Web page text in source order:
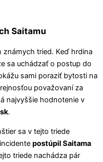
Saitamu
známych tried. Keď hrdina
sa uchádzať o postup do
sami poraziť bytosti na
považovaní za
najvyššie hodnotenie v
.
sa v tejto triede
postúpil Saitama
triede nachádza pár